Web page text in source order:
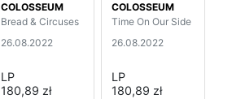
COLOSSEUM
Bread & Circuses
26.08.2022
LP
180,89 zł
COLOSSEUM
Time On Our Side
26.08.2022
LP
180,89 zł